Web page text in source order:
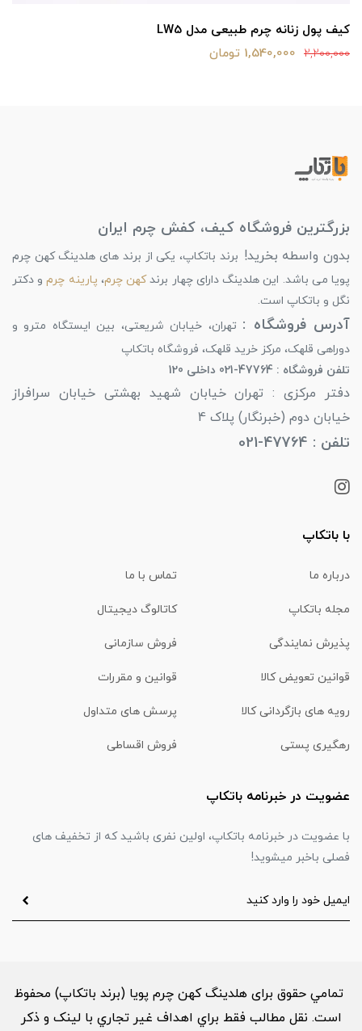
کیف پول زنانه چرم طبیعی مدل LW5
2,200,000 1,540,000 تومان
بزرگترین فروشگاه کیف، کفش چرم ایران
بدون واسطه بخرید! برند باتکاپ، یکی از برند های هلدینگ کهن چرم
پویا می باشد. این هلدینگ دارای چهار برندکهن چرم، پارینه چرمو دکتر
نگل و باتکاپ است.
آدرس فروشگاه : تهران، خیابان شریعتی، بین ایستگاه مترو و
دوراهی قلهک، مرکز خرید قلهک، فروشگاه باتکاپ
تلفن فروشگاه : 47764-021 داخلی 120
دفتر مرکزی : تهران خیابان شهید بهشتی خیابان سرافراز
خیابان دوم (خبرنگار) پلاک 4
تلفن : 47764-021
با باتکاپ
درباره ما تماس با ما
مجله باتکاپ کاتالوگ دیجیتال
پذیرش نمایندگی فروش سازمانی
قوانین تعویض کالا قوانین و مقررات
رویه های بازگردانی کالا پرسش های متداول
رهگیری پستی فروش اقساطی
عضویت در خبرنامه باتکاپ
با عضویت در خبرنامه باتکاپ، اولین نفری باشید که از تخفیف های
فصلی باخبر میشوید!
تمامي حقوق برای هلدینگ کهن چرم پویا (برند باتکاپ) محفوظ
است. نقل مطالب فقط براي اهداف غير تجاري با لینک و ذکر